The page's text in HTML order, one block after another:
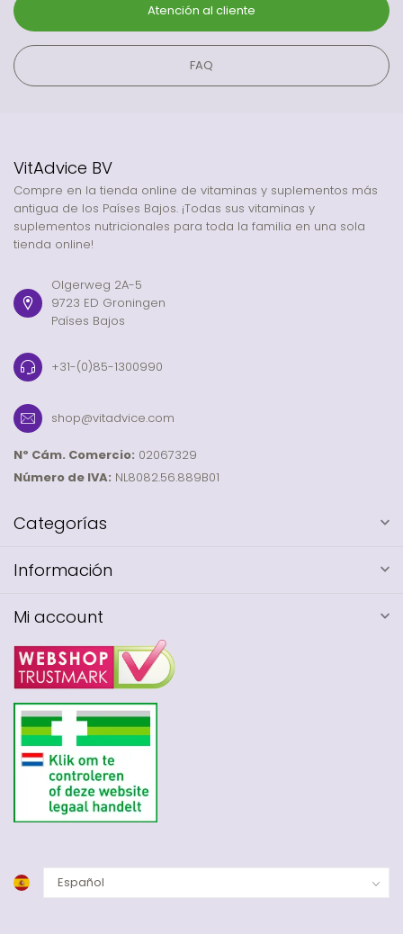
Atención al cliente
FAQ
VitAdvice BV
Compre en la tienda online de vitaminas y suplementos más
antigua de los Países Bajos. ¡Todas sus vitaminas y
suplementos nutricionales para toda la familia en una sola
tienda online!
Olgerweg 2A-5
9723 ED Groningen
Países Bajos
+31-(0)85-1300990
shop@vitadvice.com
Nº Cám. Comercio: 02067329
Número de IVA: NL8082.56.889B01
Categorías
Información
Mi account